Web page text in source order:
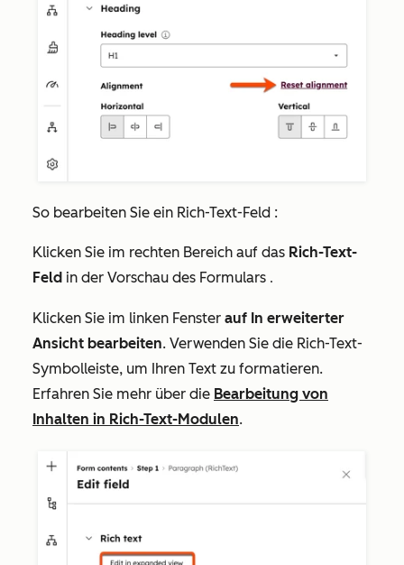
So bearbeiten Sie ein Rich-Text-Feld :
Klicken Sie im rechten Bereich auf das Rich-Text-
Feld in der Vorschau des Formulars .
Klicken Sie im linken Fenster auf In erweiterter
Ansicht bearbeiten. Verwenden Sie die Rich-Text-
Symbolleiste, um Ihren Text zu formatieren.
Erfahren Sie mehr über die Bearbeitung von
Inhalten in Rich-Text-Modulen.